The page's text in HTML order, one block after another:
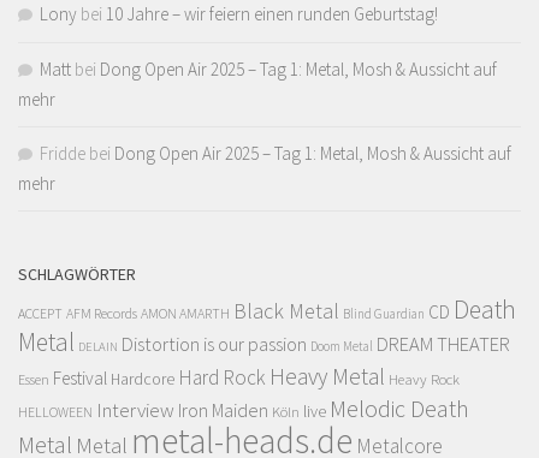
Lony bei 10 Jahre – wir feiern einen runden Geburtstag!
Matt bei Dong Open Air 2025 – Tag 1: Metal, Mosh & Aussicht auf
mehr
Fridde bei Dong Open Air 2025 – Tag 1: Metal, Mosh & Aussicht auf
mehr
SCHLAGWÖRTER
ACCEPT AFM Records AMON AMARTH Black Metal Blind Guardian CD Death
Metal DELAIN Distortion is our passion Doom Metal DREAM THEATER
Essen Festival Hardcore Hard Rock Heavy Metal Heavy Rock
HELLOWEEN Interview Iron Maiden Köln live Melodic Death
Metal Metal metal-heads.de Metalcore